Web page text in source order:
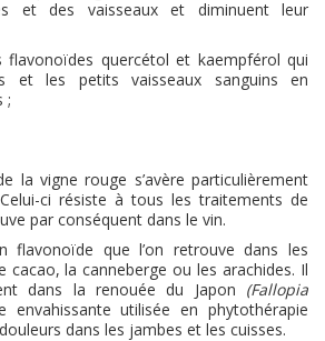
et des vaisseaux et diminuent leur
flavonoïdes quercétol et kaempférol qui
et les petits vaisseaux sanguins en
;
la vigne rouge s’avère particulièrement
ci résiste à tous les traitements de
par conséquent dans le vin.
flavonoïde que l’on retrouve dans les
cacao, la canneberge ou les arachides. Il
dans la renouée du Japon (Fallopia
envahissante utilisée en phytothérapie
dans les jambes et les cuisses.